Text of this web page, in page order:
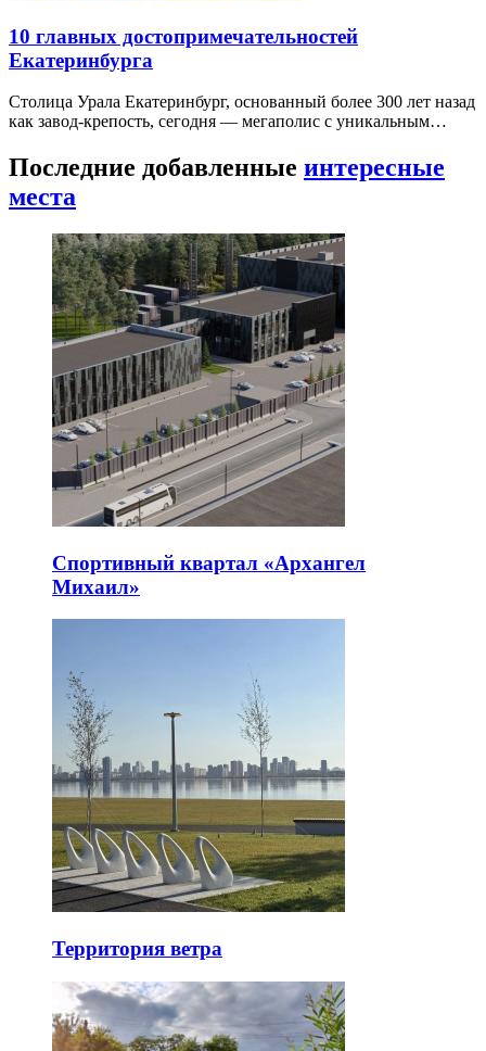
10 главных достопримечательностей
Екатеринбурга
Столица Урала Екатеринбург, основанный более 300 лет назад
как завод-крепость, сегодня — мегаполис с уникальным…
Последние добавленные интересные
места
Спортивный квартал «Архангел
Михаил»
Территория ветра